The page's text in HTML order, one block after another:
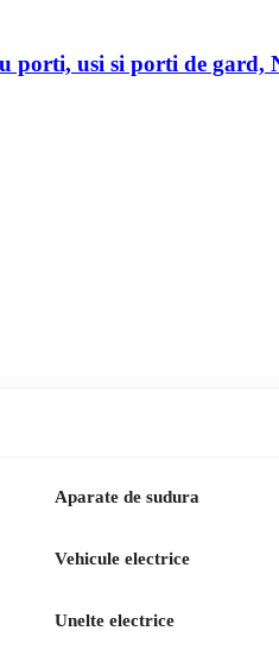
porti, usi si porti de gard,
Aparate de sudura
Vehicule electrice
Unelte electrice